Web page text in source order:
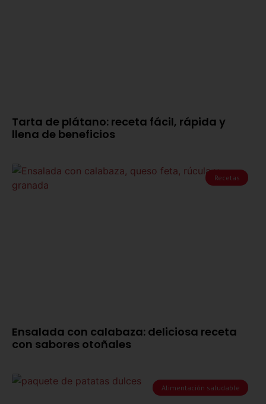
Tarta de plátano: receta fácil, rápida y
llena de beneficios
Recetas
Ensalada con calabaza: deliciosa receta
con sabores otoñales
Alimentación saludable